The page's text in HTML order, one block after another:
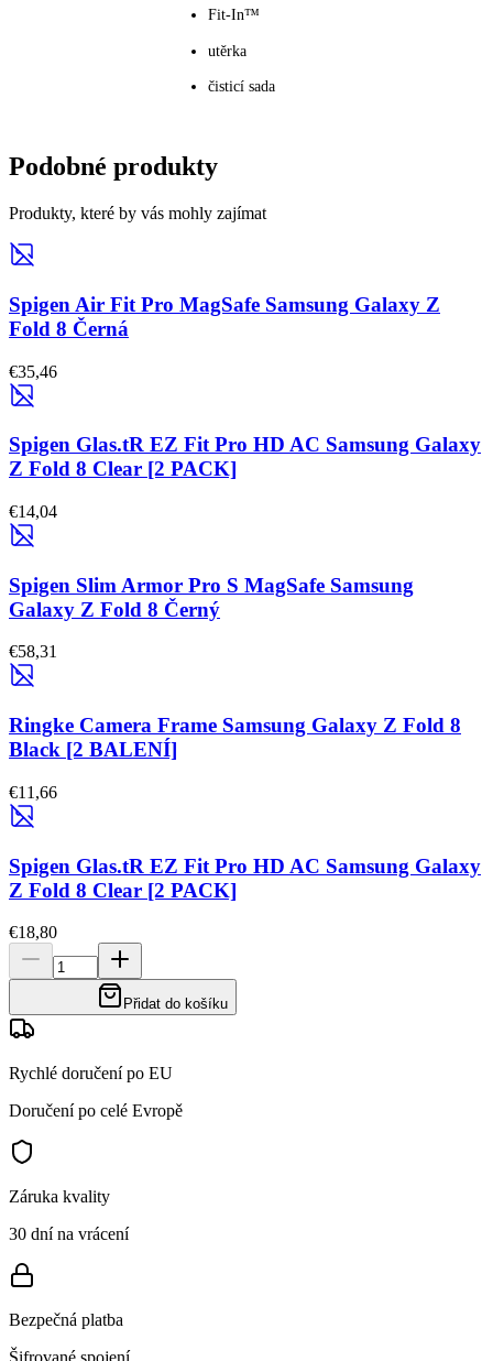
Fit-In™
utěrka
čisticí sada
Podobné produkty
Produkty, které by vás mohly zajímat
Spigen Air Fit Pro MagSafe Samsung Galaxy Z
Fold 8 Černá
€35,46
Spigen Glas.tR EZ Fit Pro HD AC Samsung Galaxy
Z Fold 8 Clear [2 PACK]
€14,04
Spigen Slim Armor Pro S MagSafe Samsung
Galaxy Z Fold 8 Černý
€58,31
Ringke Camera Frame Samsung Galaxy Z Fold 8
Black [2 BALENÍ]
€11,66
Spigen Glas.tR EZ Fit Pro HD AC Samsung Galaxy
Z Fold 8 Clear [2 PACK]
€18,80
Přidat do košíku
Rychlé doručení po EU
Doručení po celé Evropě
Záruka kvality
30 dní na vrácení
Bezpečná platba